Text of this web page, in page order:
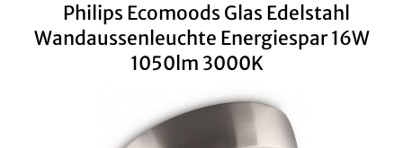
Philips Ecomoods Glas Edelstahl
Wandaussenleuchte Energiespar 16W
1050lm 3000K